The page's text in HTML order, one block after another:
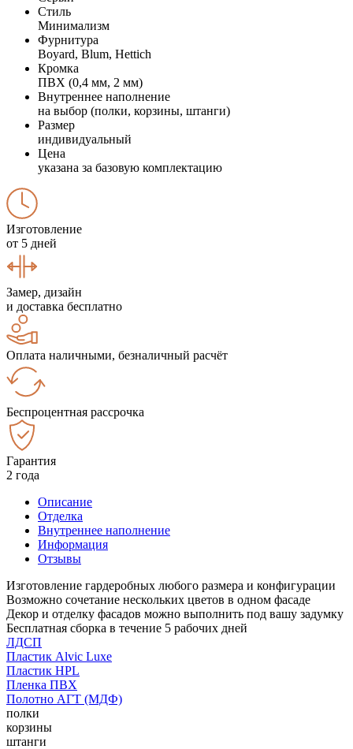
Стиль
Минимализм
Фурнитура
Boyard, Blum, Hettich
Кромка
ПВХ (0,4 мм, 2 мм)
Внутреннее наполнение
на выбор (полки, корзины, штанги)
Размер
индивидуальный
Цена
указана за базовую комплектацию
Изготовление
от 5 дней
Замер, дизайн
и доставка бесплатно
Оплата наличными, безналичный расчёт
Беспроцентная рассрочка
Гарантия
2 года
Описание
Отделка
Внутреннее наполнение
Информация
Отзывы
Изготовление гардеробных любого размера и конфигурации
Возможно сочетание нескольких цветов в одном фасаде
Декор и отделку фасадов можно выполнить под вашу задумку
Бесплатная сборка в течение 5 рабочих дней
ЛДСП
Пластик Alvic Luxe
Пластик HPL
Пленка ПВХ
Полотно АГТ (МДФ)
полки
корзины
штанги